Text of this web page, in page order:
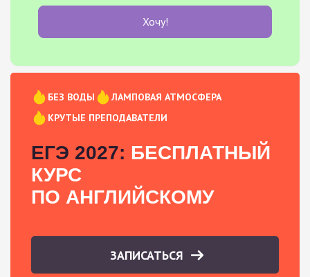
Хочу!
БЕЗ ВОДЫ
ЛАМПОВАЯ АТМОСФЕРА
КРУТЫЕ ПРЕПОДАВАТЕЛИ
ЕГЭ 2027: БЕСПЛАТНЫЙ
КУРС
ПО АНГЛИЙСКОМУ
ЗАПИСАТЬСЯ